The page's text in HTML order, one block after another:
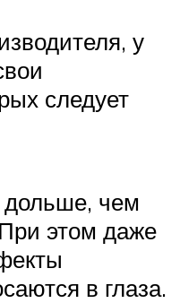
у
следует
дольше, чем
этом даже
в глаза.